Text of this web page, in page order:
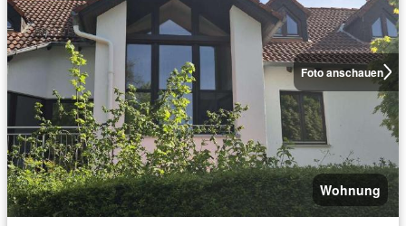
Foto anschauen
Wohnung